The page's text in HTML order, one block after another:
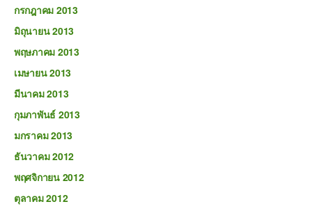
กรกฎาคม 2013
มิถุนายน 2013
พฤษภาคม 2013
เมษายน 2013
มีนาคม 2013
กุมภาพันธ์ 2013
มกราคม 2013
ธันวาคม 2012
พฤศจิกายน 2012
ตุลาคม 2012